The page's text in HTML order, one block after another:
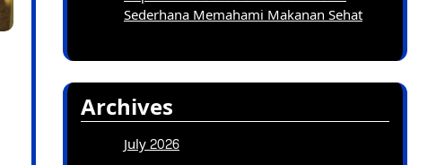
Sederhana Memahami Makanan Sehat
Archives
July 2026